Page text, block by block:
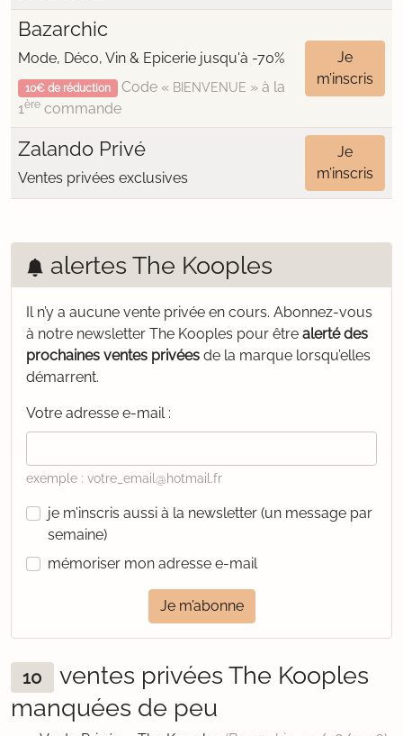
Bazarchic
Mode, Déco, Vin & Epicerie jusqu'à -70%
10€ de réduction Code « BIENVENUE » à la
1ère commande
Je
m’inscris
Zalando Privé
Ventes privées exclusives
Je
m’inscris
alertes The Kooples
Il n’y a aucune vente privée en cours. Abonnez-vous
à notre newsletter The Kooples pour être alerté des
prochaines ventes privées de la marque lorsqu’elles
démarrent.
Votre adresse e-mail :
exemple : votre_email@hotmail.fr
je m’inscris aussi à la newsletter (un message par
semaine)
mémoriser mon adresse e-mail
Je m’abonne
10
ventes privées The Kooples
manquées de peu